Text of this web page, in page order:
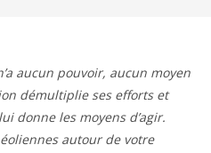
aucun pouvoir, aucun moyen
démultiplie ses efforts et
donne les moyens d’agir.
autour de votre